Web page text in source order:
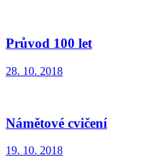
Průvod 100 let
28. 10. 2018
Námětové cvičení
19. 10. 2018